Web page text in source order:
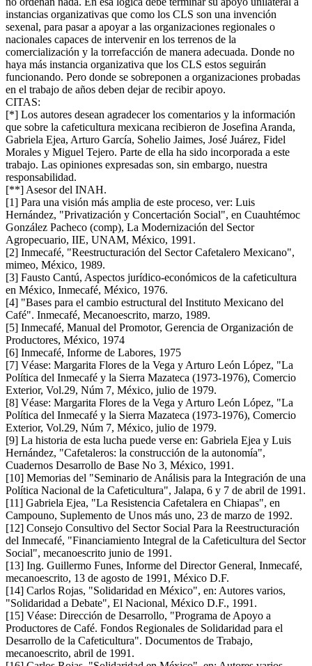
instancias organizativas que como los CLS son una invención
sexenal, para pasar a apoyar a las organizaciones regionales o
nacionales capaces de intervenir en los terrenos de la
comercialización y la torrefacción de manera adecuada. Donde no
haya más instancia organizativa que los CLS estos seguirán
funcionando. Pero donde se sobreponen a organizaciones probadas
en el trabajo de años deben dejar de recibir apoyo.
CITAS:
[*] Los autores desean agradecer los comentarios y la información
que sobre la cafeticultura mexicana recibieron de Josefina Aranda,
Gabriela Ejea, Arturo García, Sohelio Jaimes, José Juárez, Fidel
Morales y Miguel Tejero. Parte de ella ha sido incorporada a este
trabajo. Las opiniones expresadas son, sin embargo, nuestra
responsabilidad.
[**] Asesor del INAH.
[1] Para una visión más amplia de este proceso, ver: Luis
Hernández, "Privatización y Concertación Social", en Cuauhtémoc
González Pacheco (comp), La Modernización del Sector
Agropecuario, IIE, UNAM, México, 1991.
[2] Inmecafé, "Reestructuración del Sector Cafetalero Mexicano",
mimeo, México, 1989.
[3] Fausto Cantú, Aspectos jurídico-económicos de la cafeticultura
en México, Inmecafé, México, 1976.
[4] "Bases para el cambio estructural del Instituto Mexicano del
Café". Inmecafé, Mecanoescrito, marzo, 1989.
[5] Inmecafé, Manual del Promotor, Gerencia de Organización de
Productores, México, 1974
[6] Inmecafé, Informe de Labores, 1975
[7] Véase: Margarita Flores de la Vega y Arturo León López, "La
Política del Inmecafé y la Sierra Mazateca (1973-1976), Comercio
Exterior, Vol.29, Núm 7, México, julio de 1979.
[8] Véase: Margarita Flores de la Vega y Arturo León López, "La
Política del Inmecafé y la Sierra Mazateca (1973-1976), Comercio
Exterior, Vol.29, Núm 7, México, julio de 1979.
[9] La historia de esta lucha puede verse en: Gabriela Ejea y Luis
Hernández, "Cafetaleros: la construcción de la autonomía",
Cuadernos Desarrollo de Base No 3, México, 1991.
[10] Memorias del "Seminario de Análisis para la Integración de una
Política Nacional de la Cafeticultura", Jalapa, 6 y 7 de abril de 1991.
[11] Gabriela Ejea, "La Resistencia Cafetalera en Chiapas", en
Campouno, Suplemento de Unos más uno, 23 de marzo de 1992.
[12] Consejo Consultivo del Sector Social Para la Reestructuración
del Inmecafé, "Financiamiento Integral de la Cafeticultura del Sector
Social", mecanoescrito junio de 1991.
[13] Ing. Guillermo Funes, Informe del Director General, Inmecafé,
mecanoescrito, 13 de agosto de 1991, México D.F.
[14] Carlos Rojas, "Solidaridad en México", en: Autores varios,
"Solidaridad a Debate", El Nacional, México D.F., 1991.
[15] Véase: Dirección de Desarrollo, "Programa de Apoyo a
Productores de Café. Fondos Regionales de Solidaridad para el
Desarrollo de la Cafeticultura". Documentos de Trabajo,
mecanoescrito, abril de 1991.